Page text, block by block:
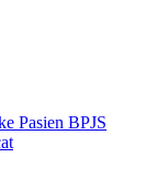
Pasien BPJS